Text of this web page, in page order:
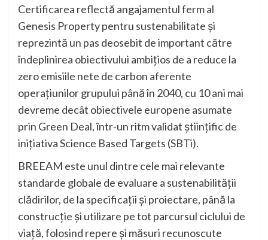
Certificarea reflectă angajamentul ferm al
Genesis Property pentru sustenabilitate și
reprezintă un pas deosebit de important către
îndeplinirea obiectivului ambițios de a reduce la
zero emisiile nete de carbon aferente
operațiunilor grupului până în 2040, cu 10 ani mai
devreme decât obiectivele europene asumate
prin Green Deal, într-un ritm validat științific de
inițiativa Science Based Targets (SBTi).
BREEAM este unul dintre cele mai relevante
standarde globale de evaluare a sustenabilității
clădirilor, de la specificații și proiectare, până la
construcție și utilizare pe tot parcursul ciclului de
viață, folosind repere și măsuri recunoscute